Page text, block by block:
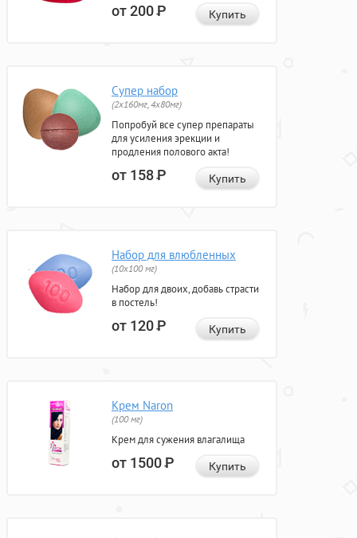
от 200Р Купить
Супер набор
(2х160мг, 4х80мг)
Попробуй все супер препараты
для усиления эрекции и
продления полового акта!
от 158Р Купить
Набор для влюбленных
(10х100 мг)
Набор для двоих, добавь страсти
в постель!
от 120Р Купить
Крем Naron
(100 мг)
Крем для сужения влагалища
от 1500Р Купить